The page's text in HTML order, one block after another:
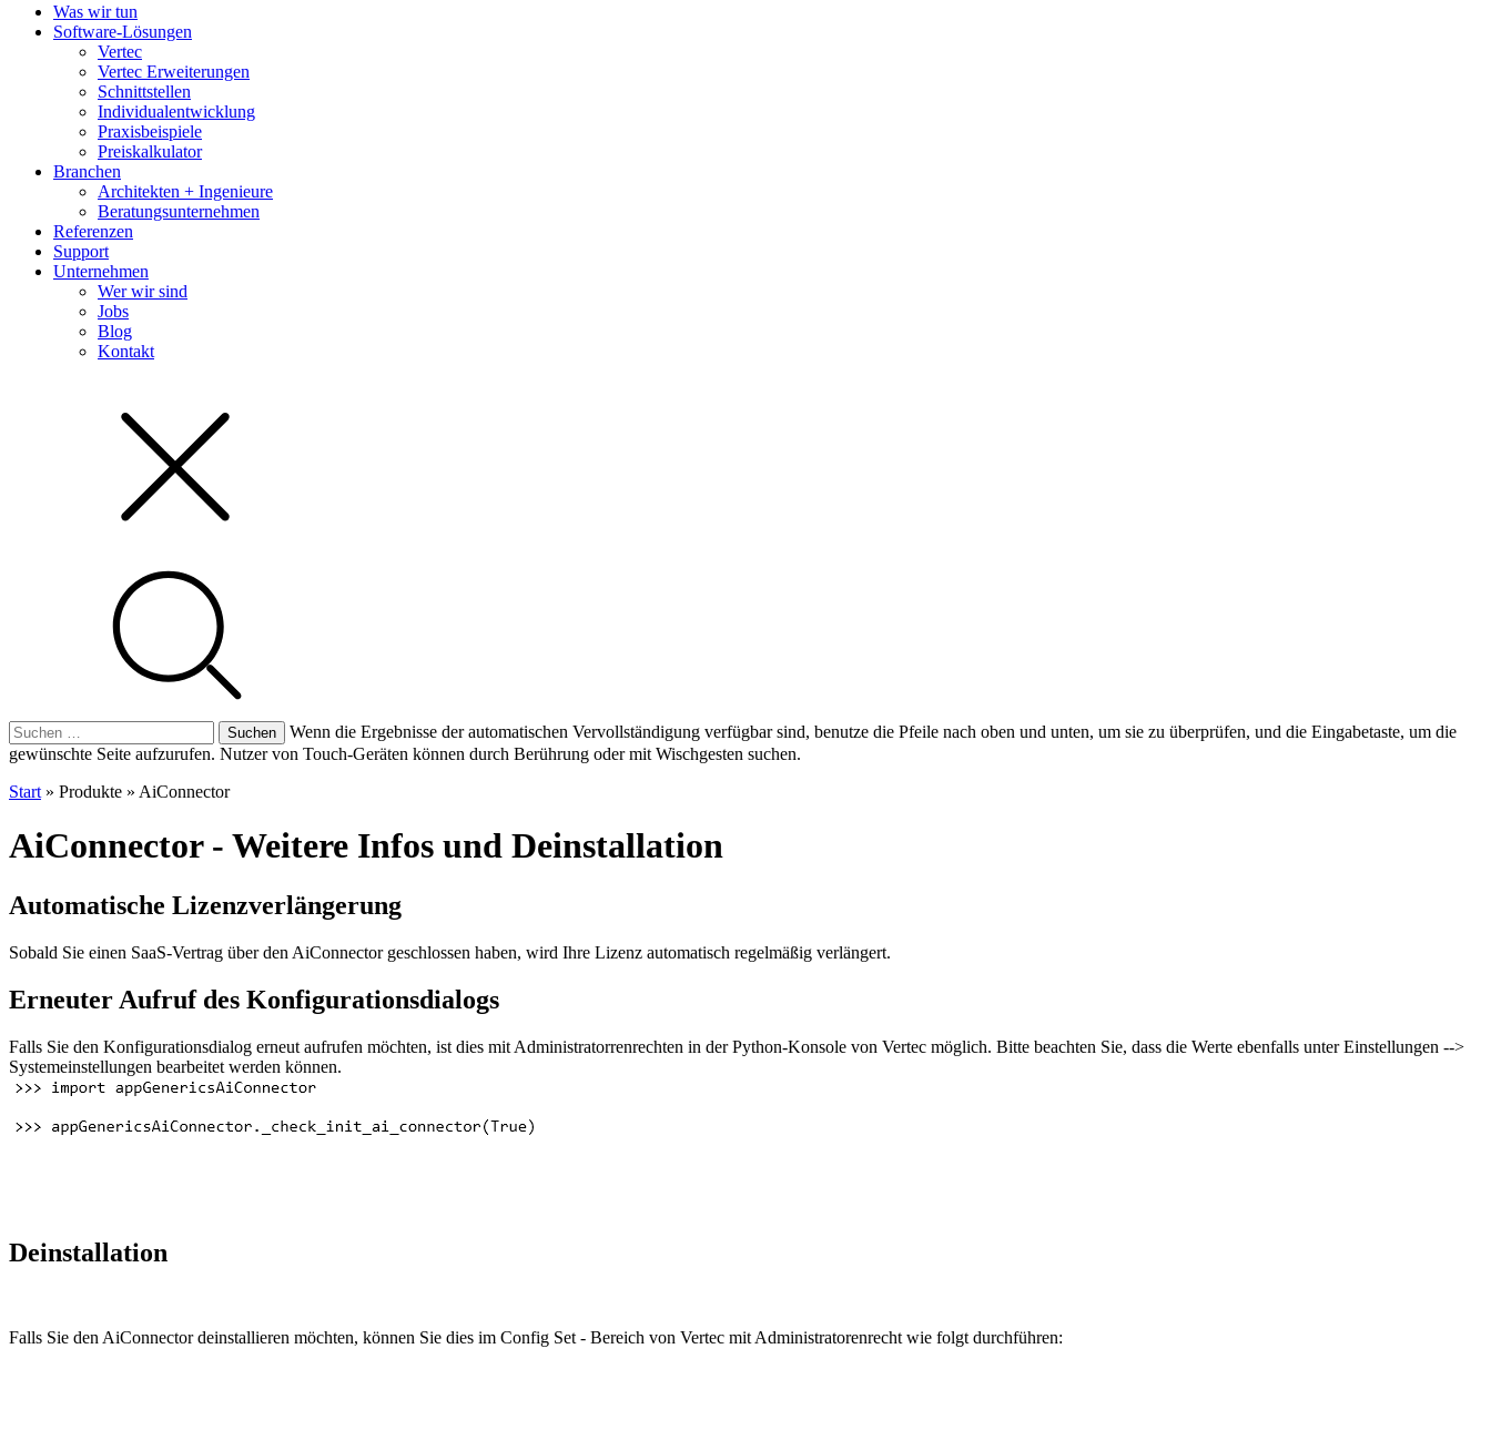
Was wir tun
Software-Lösungen
Vertec
Vertec Erweiterungen
Schnittstellen
Individualentwicklung
Praxisbeispiele
Preiskalkulator
Branchen
Architekten + Ingenieure
Beratungsunternehmen
Referenzen
Support
Unternehmen
Wer wir sind
Jobs
Blog
Kontakt
Suchen
nach:
Wenn die Ergebnisse der automatischen Vervollständigung verfügbar sind, benutze die Pfeile nach oben und unten, um sie zu überprüfen, und die Eingabetaste, um die
gewünschte Seite aufzurufen. Nutzer von Touch-Geräten können durch Berührung oder mit Wischgesten suchen.
Start » Produkte » AiConnector
AiConnector - Weitere Infos und Deinstallation
Automatische Lizenzverlängerung
Sobald Sie einen SaaS-Vertrag über den AiConnector geschlossen haben, wird Ihre Lizenz automatisch regelmäßig verlängert.
Erneuter Aufruf des Konfigurationsdialogs
Falls Sie den Konfigurationsdialog erneut aufrufen möchten, ist dies mit Administratorrenrechten in der Python-Konsole von Vertec möglich. Bitte beachten Sie, dass die Werte ebenfalls unter Einstellungen -->
Systemeinstellungen bearbeitet werden können.
Deinstallation
Falls Sie den AiConnector deinstallieren möchten, können Sie dies im Config Set - Bereich von Vertec mit Administratorenrecht wie folgt durchführen: